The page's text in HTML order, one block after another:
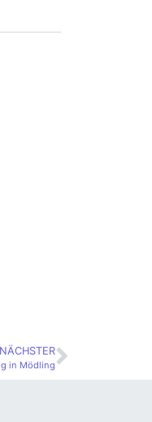
NÄCHSTER
in Mödling